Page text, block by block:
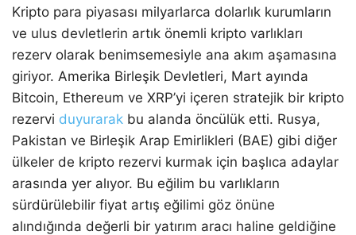
Kripto para piyasası milyarlarca dolarlık kurumların
ve ulus devletlerin artık önemli kripto varlıkları
rezerv olarak benimsemesiyle ana akım aşamasına
giriyor. Amerika Birleşik Devletleri, Mart ayında
Bitcoin, Ethereum ve XRP’yi içeren stratejik bir kripto
rezervi duyurarak bu alanda öncülük etti. Rusya,
Pakistan ve Birleşik Arap Emirlikleri (BAE) gibi diğer
ülkeler de kripto rezervi kurmak için başlıca adaylar
arasında yer alıyor. Bu eğilim bu varlıkların
sürdürülebilir fiyat artış eğilimi göz önüne
alındığında değerli bir yatırım aracı haline geldiğine